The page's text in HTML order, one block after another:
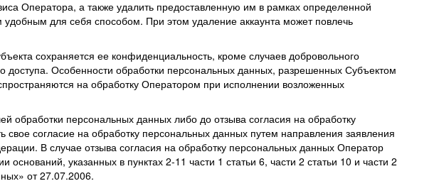
Оператора, а также удалить предоставленную им в рамках определенной
для себя способом. При этом удаление аккаунта может повлечь
сохраняется ее конфиденциальность, кроме случаев добровольного
Особенности обработки персональных данных, разрешенных Субъектом
на обработку Оператором при исполнении возложенных
персональных данных либо до отзыва согласия на обработку
согласие на обработку персональных данных путем направления заявления
В случае отзыва согласия на обработку персональных данных Оператор
указанных в пунктах 2-11 части 1 статьи 6, части 2 статьи 10 и части 2
от 27.07.2006.